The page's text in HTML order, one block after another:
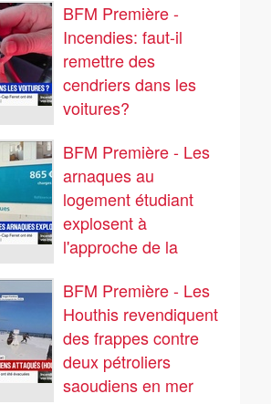
BFM Première -
Incendies: faut-il
remettre des
cendriers dans les
voitures?
BFM Première - Les
arnaques au
logement étudiant
explosent à
l'approche de la
BFM Première - Les
Houthis revendiquent
des frappes contre
deux pétroliers
saoudiens en mer